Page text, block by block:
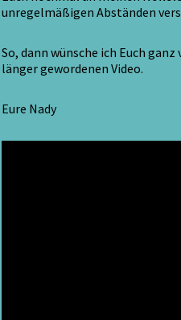
unregelmäßigen Abständen
So, dann wünsche ich Euch
länger gewordenen Video.
Eure Nady